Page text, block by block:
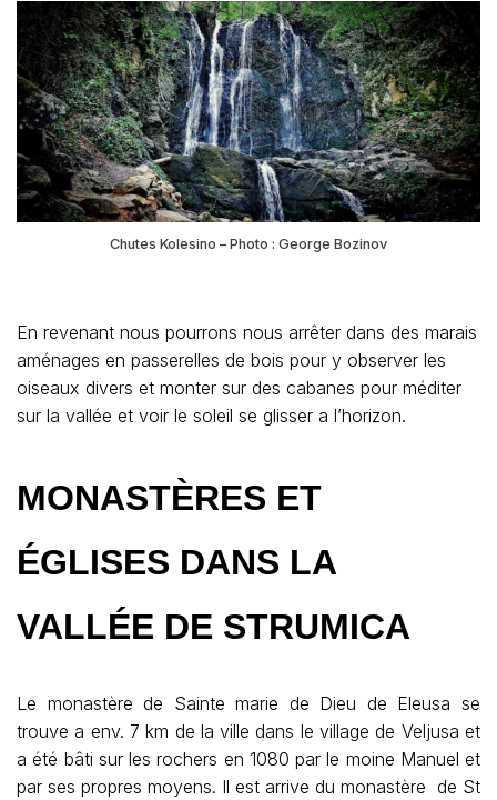
Chutes Kolesino – Photo : George Bozinov
En revenant nous pourrons nous arrêter dans des marais
aménages en passerelles de bois pour y observer les
oiseaux divers et monter sur des cabanes pour méditer
sur la vallée et voir le soleil se glisser a l’horizon.
MONASTÈRES ET
ÉGLISES DANS LA
VALLÉE DE STRUMICA
Le monastère de Sainte marie de Dieu de Eleusa se
trouve a env. 7 km de la ville dans le village de Veljusa et
a été bâti sur les rochers en 1080 par le moine Manuel et
par ses propres moyens. Il est arrive du monastère de St